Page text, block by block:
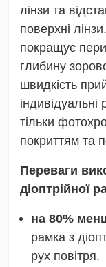
лінзи та
поверхні
покращує
глибину
швидкість
тільки
покриттям та
Переваги
діоптрійної
на 80%
рамка з
рух повітря.